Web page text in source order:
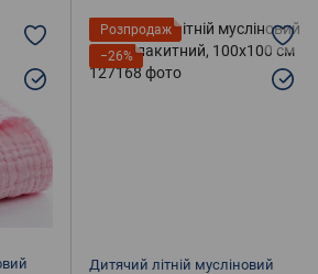
покривала Хутряні пледи
Покривала Піке
Покривала на диван
Розпродаж
−26%
Дитячий літній мусліновий